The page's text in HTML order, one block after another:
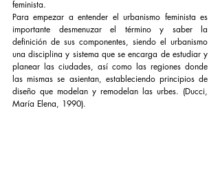
feminista.
Para empezar a entender el urbanismo feminista es
importante desmenuzar el término y saber la
definición de sus componentes, siendo el urbanismo
una disciplina y sistema que se encarga de estudiar y
planear las ciudades, así como las regiones donde
las mismas se asientan, estableciendo principios de
diseño que modelan y remodelan las urbes. (Ducci,
María Elena, 1990).